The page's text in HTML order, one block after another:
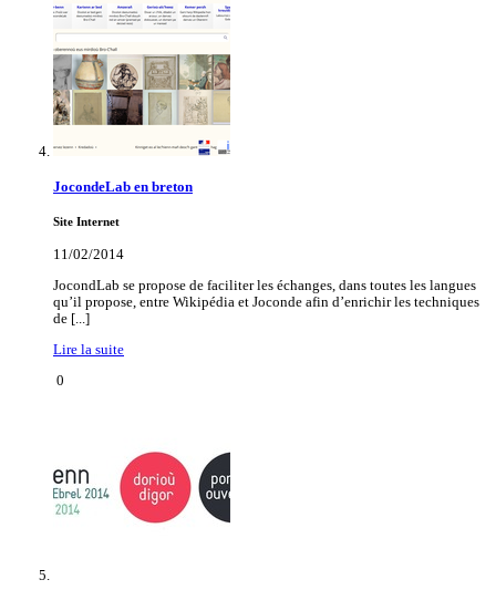
JocondeLab en breton
Site Internet
11/02/2014
JocondLab se propose de faciliter les échanges, dans toutes les langues
qu’il propose, entre Wikipédia et Joconde afin d’enrichir les techniques
de [...]
Lire la suite
0